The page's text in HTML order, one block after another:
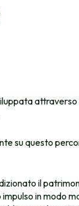
attraverso
su questo
il
in modo